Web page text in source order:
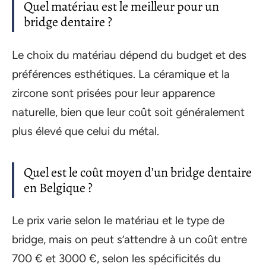
Quel matériau est le meilleur pour un
bridge dentaire ?
Le choix du matériau dépend du budget et des
préférences esthétiques. La céramique et la
zircone sont prisées pour leur apparence
naturelle, bien que leur coût soit généralement
plus élevé que celui du métal.
Quel est le coût moyen d’un bridge dentaire
en Belgique ?
Le prix varie selon le matériau et le type de
bridge, mais on peut s’attendre à un coût entre
700 € et 3000 €, selon les spécificités du